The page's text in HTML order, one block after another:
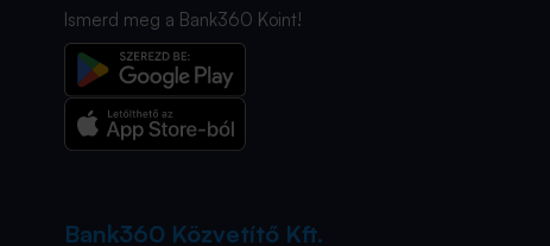
Ismerd meg a Bank360 Koint!
Bank360 Közvetítő Kft.